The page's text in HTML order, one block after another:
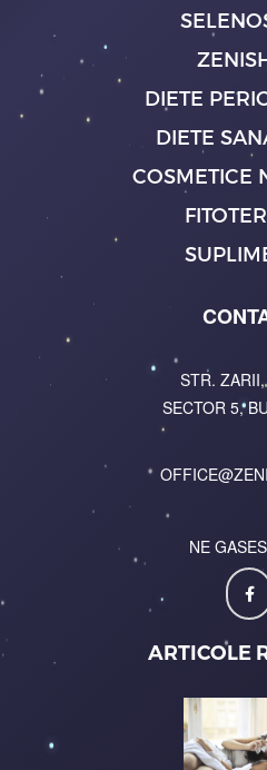
DIETE
DIETE
COSMETICE
STR.
SECTOR 5,
NE
ARTICOLE